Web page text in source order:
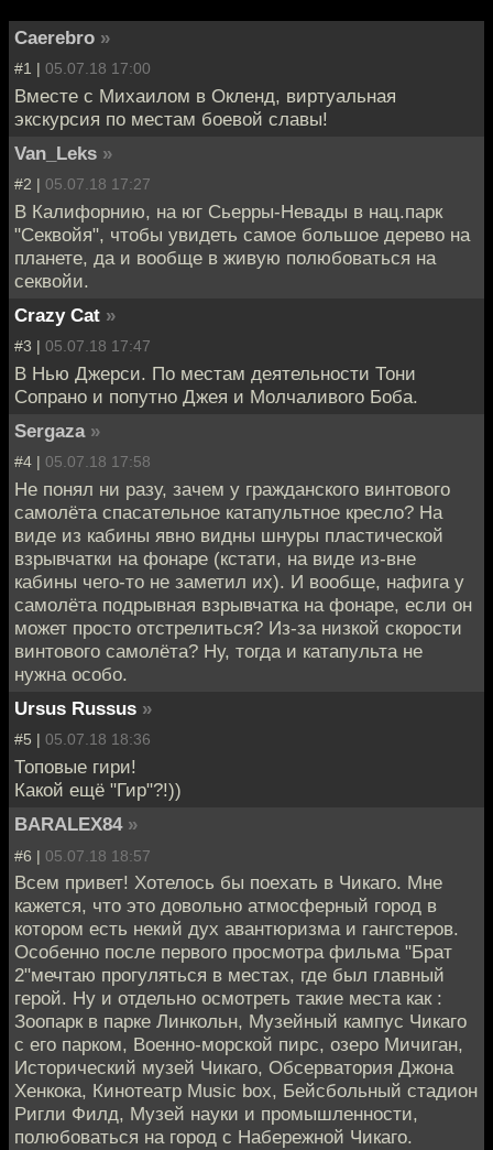
Caerebro »
#1 | 05.07.18 17:00
Вместе с Михаилом в Окленд, виртуальная
экскурсия по местам боевой славы!
Van_Leks »
#2 | 05.07.18 17:27
В Калифорнию, на юг Сьерры-Невады в нац.парк
"Секвойя", чтобы увидеть самое большое дерево на
планете, да и вообще в живую полюбоваться на
секвойи.
Crazy Cat »
#3 | 05.07.18 17:47
В Нью Джерси. По местам деятельности Тони
Сопрано и попутно Джея и Молчаливого Боба.
Sergaza »
#4 | 05.07.18 17:58
Не понял ни разу, зачем у гражданского винтового
самолёта спасательное катапультное кресло? На
виде из кабины явно видны шнуры пластической
взрывчатки на фонаре (кстати, на виде из-вне
кабины чего-то не заметил их). И вообще, нафига у
самолёта подрывная взрывчатка на фонаре, если он
может просто отстрелиться? Из-за низкой скорости
винтового самолёта? Ну, тогда и катапульта не
нужна особо.
Ursus Russus »
#5 | 05.07.18 18:36
Топовые гири!
Какой ещё "Гир"?!))
BARALEX84 »
#6 | 05.07.18 18:57
Всем привет! Хотелось бы поехать в Чикаго. Мне
кажется, что это довольно атмосферный город в
котором есть некий дух авантюризма и гангстеров.
Особенно после первого просмотра фильма "Брат
2"мечтаю прогуляться в местах, где был главный
герой. Ну и отдельно осмотреть такие места как :
Зоопарк в парке Линкольн, Музейный кампус Чикаго
с его парком, Военно-морской пирс, озеро Мичиган,
Исторический музей Чикаго, Обсерватория Джона
Хенкока, Кинотеатр Music box, Бейсбольный стадион
Ригли Филд, Музей науки и промышленности,
полюбоваться на город с Набережной Чикаго.